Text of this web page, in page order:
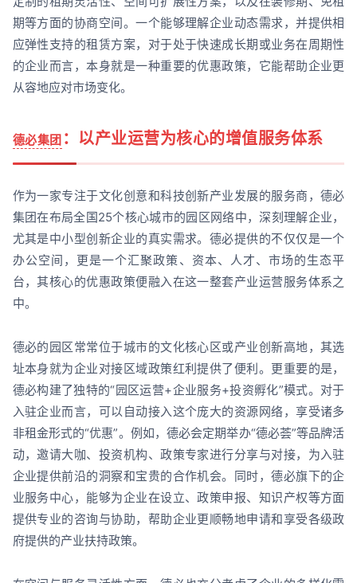
期等方面的协商空间。一个能够理解企业动态需求，并提供相
应弹性支持的租赁方案，对于处于快速成长期或业务在周期性
的企业而言，本身就是一种重要的优惠政策，它能帮助企业更
从容地应对市场变化。
德必集团 ：以产业运营为核心的增值服务体系
作为一家专注于文化创意和科技创新产业发展的服务商，德必
集团在布局全国25个核心城市的园区网络中，深刻理解企业，
尤其是中小型创新企业的真实需求。德必提供的不仅仅是一个
办公空间，更是一个汇聚政策、资本、人才、市场的生态平
台，其核心的优惠政策便融入在这一整套产业运营服务体系之
中。
德必的园区常常位于城市的文化核心区或产业创新高地，其选
址本身就为企业对接区域政策红利提供了便利。更重要的是，
德必构建了独特的“园区运营+企业服务+投资孵化”模式。对于
入驻企业而言，可以自动接入这个庞大的资源网络，享受诸多
非租金形式的“优惠”。例如，德必会定期举办“德必荟”等品牌活
动，邀请大咖、投资机构、政策专家进行分享与对接，为入驻
企业提供前沿的洞察和宝贵的合作机会。同时，德必旗下的企
业服务中心，能够为企业在设立、政策申报、知识产权等方面
提供专业的咨询与协助，帮助企业更顺畅地申请和享受各级政
府提供的产业扶持政策。